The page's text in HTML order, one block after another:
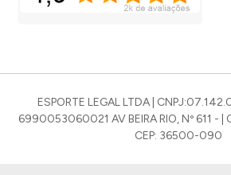
ESPORTE LEGAL LTDA |
6990053060021 AV BEIRA RIO, Nº 611 - |
CEP: 36500-090